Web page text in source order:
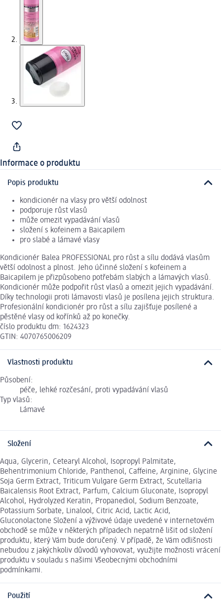
Informace o produktu
Popis produktu
kondicionér na vlasy pro větší odolnost
podporuje růst vlasů
může omezit vypadávání vlasů
složení s kofeinem a Baicapilem
pro slabé a lámavé vlasy
Kondicionér Balea PROFESSIONAL pro růst a sílu dodává vlasům
větší odolnost a plnost. Jeho účinné složení s kofeinem a
Baicapilem je přizpůsobeno potřebám slabých a lámavých vlasů.
Kondicionér může podpořit růst vlasů a omezit jejich vypadávání.
Díky technologii proti lámavosti vlasů je posílena jejich struktura.
Profesionální kondicionér pro růst a sílu zajišťuje posílené a
pěstěné vlasy od kořínků až po konečky.
číslo produktu dm: 1624323
GTIN: 4070765006209
Vlastnosti produktu
Působení:
péče, lehké rozčesání, proti vypadávání vlasů
Typ vlasů:
Lámavé
Složení
Aqua, Glycerin, Cetearyl Alcohol, Isopropyl Palmitate,
Behentrimonium Chloride, Panthenol, Caffeine, Arginine, Glycine
Soja Germ Extract, Triticum Vulgare Germ Extract, Scutellaria
Baicalensis Root Extract, Parfum, Calcium Gluconate, Isopropyl
Alcohol, Hydrolyzed Keratin, Propanediol, Sodium Benzoate,
Potassium Sorbate, Linalool, Citric Acid, Lactic Acid,
Gluconolactone Složení a výživové údaje uvedené v internetovém
obchodě se může v některých případech nepatrně lišit od složení
produktu, který Vám bude doručený. V případě, že Vám odlišnosti
nebudou z jakýchkoliv důvodů vyhovovat, využijte možnosti vrácení
produktu v souladu s našimi Všeobecnými obchodními
podmínkami.
Použití